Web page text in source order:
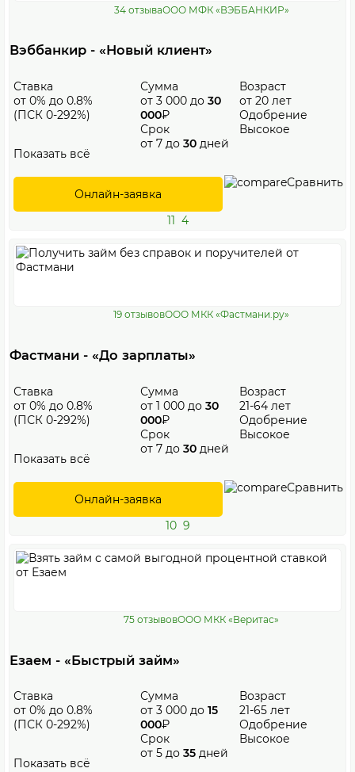
34 отзываООО МФК «ВЭББАНКИР»
Вэббанкир - «Новый клиент»
Ставка
от 0% до 0.8%
(ПСК 0-292%)
Сумма
от 3 000 до 30
000₽
Срок
от 7 до 30 дней
Возраст
от 20 лет
Одобрение
Высокое
Показать всё
Онлайн-заявка
Сравнить
11 4
19 отзывовООО МКК «Фастмани.ру»
Фастмани - «До зарплаты»
Ставка
от 0% до 0.8%
(ПСК 0-292%)
Сумма
от 1 000 до 30
000₽
Срок
от 7 до 30 дней
Возраст
21-64 лет
Одобрение
Высокое
Показать всё
Онлайн-заявка
Сравнить
10 9
75 отзывовООО МКК «Веритас»
Езаем - «Быстрый займ»
Ставка
от 0% до 0.8%
(ПСК 0-292%)
Сумма
от 3 000 до 15
000₽
Срок
от 5 до 35 дней
Возраст
21-65 лет
Одобрение
Высокое
Показать всё